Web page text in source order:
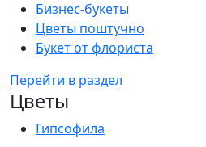
Бизнес-букеты
Цветы поштучно
Букет от флориста
Перейти в раздел
Цветы
Гипсофила